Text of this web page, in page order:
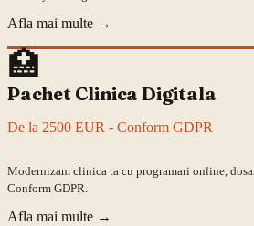
Afla mai multe →
🏥
Pachet Clinica Digitala
De la 2500 EUR - Conform GDPR
Modernizam clinica ta cu programari online,
Conform GDPR.
Afla mai multe →